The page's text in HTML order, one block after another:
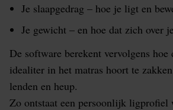
Je slaapgedrag – hoe je ligt en
Je gewicht – en hoe dat zich over
De software berekent vervolgens
idealiter in het matras hoort te
lenden en heup.
Zo ontstaat een persoonlijk ligprofiel